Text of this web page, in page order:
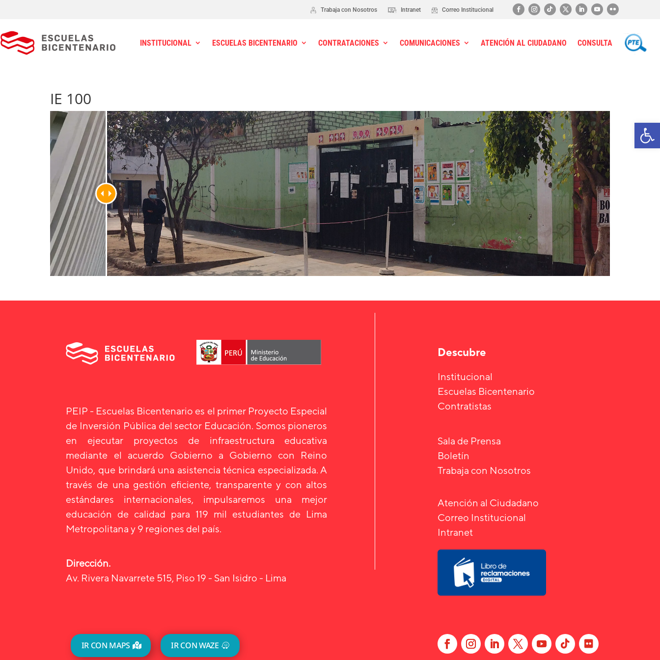
Trabaja con Nosotros Intranet Correo Institucional
INSTITUCIONAL ESCUELAS BICENTENARIO CONTRATACIONES COMUNICACIONES ATENCIÓN AL CIUDADANO CONSULTA PTE
IE 100
PEIP - Escuelas Bicentenario es el primer Proyecto Especial
de Inversión Pública del sector Educación. Somos pioneros
en ejecutar proyectos de infraestructura educativa
mediante el acuerdo Gobierno a Gobierno con Reino
Unido, que brindará una asistencia técnica especializada. A
través de una gestión eficiente, transparente y con altos
estándares internacionales, impulsaremos una mejor
educación de calidad para 119 mil estudiantes de Lima
Metropolitana y 9 regiones del país.
Dirección.
Av. Rivera Navarrete 515, Piso 19 - San Isidro - Lima
IR CON MAPS IR CON WAZE
Descubre
Institucional
Escuelas Bicentenario
Contratistas
Sala de Prensa
Boletín
Trabaja con Nosotros
Atención al Ciudadano
Correo Institucional
Intranet